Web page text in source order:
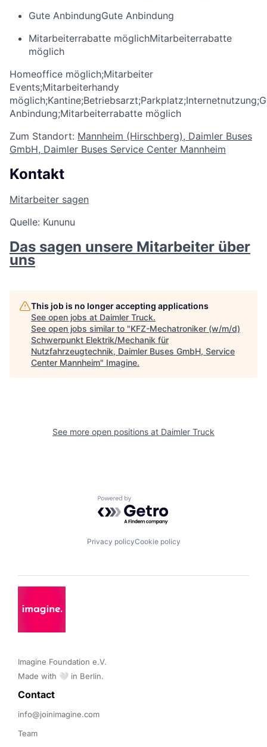
Gute AnbindungGute Anbindung
Mitarbeiterrabatte möglichMitarbeiterrabatte
möglich
Homeoffice möglich;Mitarbeiter
Events;Mitarbeiterhandy
Anbindung;Mitarbeiterrabatte möglich
Zum Standort: Mannheim (Hirschberg), Daimler Buses
GmbH, Daimler Buses Service Center Mannheim
Kontakt
Mitarbeiter sagen
Quelle: Kununu
Das sagen unsere Mitarbeiter über
uns
This job is no longer accepting applications
See open jobs at Daimler Truck.
See open jobs similar to "KFZ-Mechatroniker (w/m/d)
Schwerpunkt Elektrik/Mechanik für
Nutzfahrzeugtechnik, Daimler Buses GmbH, Service
Center Mannheim" Imagine.
See more open positions at Daimler Truck
Powered by Getro.com
Privacy policyCookie policy
Imagine Foundation e.V.
Made with 🤍 in Berlin.
Contact
info@joinimagine.com
Team